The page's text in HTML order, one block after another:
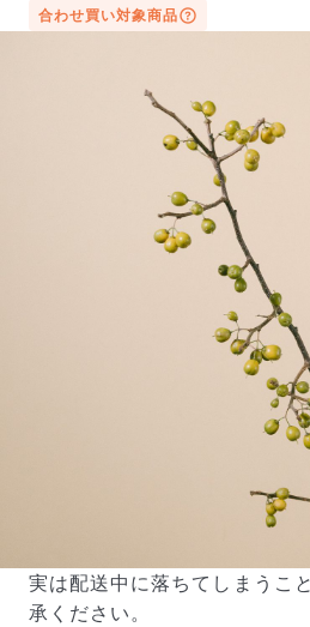
もし届いたお花に「枯れている」
不備があった場合は、些細なこと
までご連絡ください。ご返金にて
商品ページに掲載している写真は
品を撮影したものです。お花は生
も色味やサイズ・咲き方に個体
だけ写真のイメージに近いものを
合わせ買い対象商品
実は配送中に落ちてしまうこ
承ください。